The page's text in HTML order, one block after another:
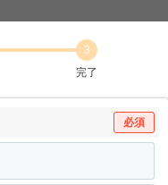
3
完了
必須